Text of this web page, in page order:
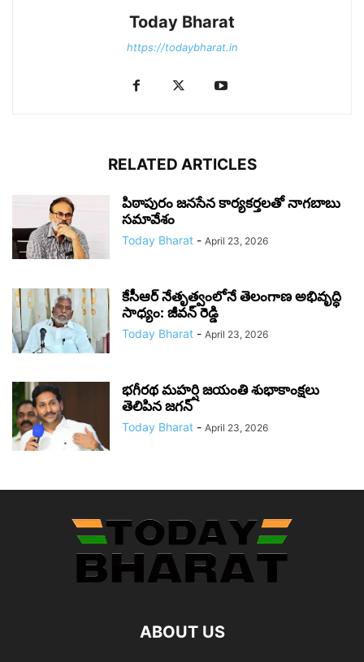
Today Bharat
https://todaybharat.in
RELATED ARTICLES
పిఠాపురం జనసేన కార్యకర్తలతో నాగబాబు
సమావేశం
Today Bharat - April 23, 2026
కేసీఆర్ నేతృత్వంలోనే తెలంగాణ అభివృద్ధి
సాధ్యం: జీవన్ రెడ్డి
Today Bharat - April 23, 2026
భగీరథ మహర్షి జయంతి శుభాకాంక్షలు
తెలిపిన జగన్‌
Today Bharat - April 23, 2026
ABOUT US